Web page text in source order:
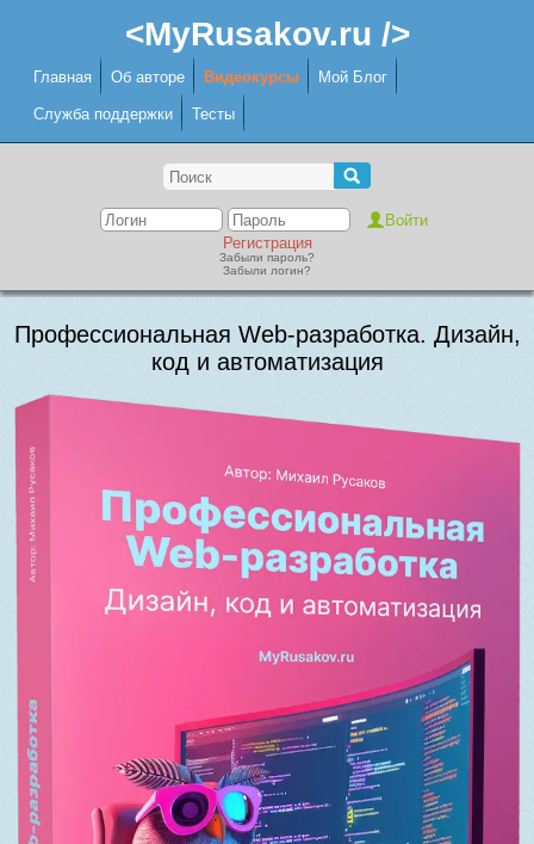
<MyRusakov.ru />
Главная Об авторе Видеокурсы Мой Блог
Служба поддержки Тесты
Регистрация
Забыли пароль?
Забыли логин?
Профессиональная Web-разработка. Дизайн,
код и автоматизация